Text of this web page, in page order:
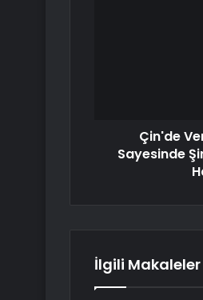
Çin'de
Sayesinde
İlgili Makaleler